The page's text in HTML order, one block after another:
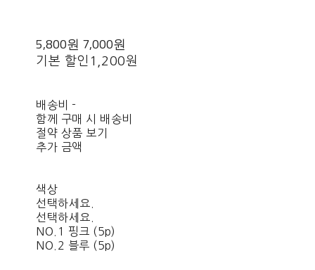
5,800원 7,000원
기본 할인 1,200원
배송비 -
함께 구매 시 배송비
절약 상품 보기
추가 금액
색상
선택하세요.
선택하세요.
NO.1 핑크 (5p)
NO.2 블루 (5p)